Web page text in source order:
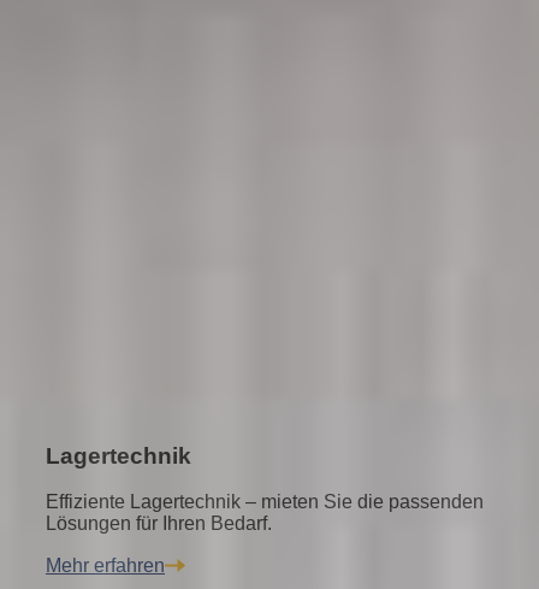
Lagertechnik
Effiziente Lagertechnik – mieten Sie die passenden
Lösungen für Ihren Bedarf.
Mehr erfahren